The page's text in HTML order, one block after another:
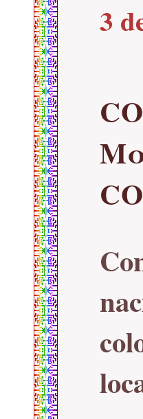
3